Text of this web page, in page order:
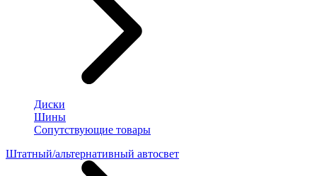
Диски
Шины
Сопутствующие товары
Штатный/альтернативный автосвет